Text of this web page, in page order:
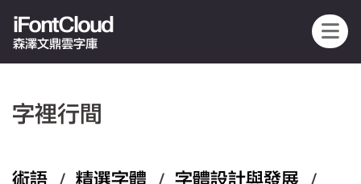
iFontCloud
森澤文鼎雲字庫
字裡行間
術語 精選字體 字體設計與發展